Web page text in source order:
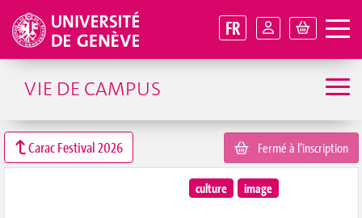
FR
VIE DE CAMPUS
Carac Festival 2026 Fermé à l’inscription
culture image